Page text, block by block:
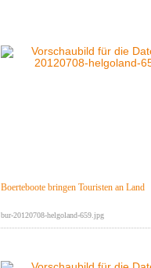
Boerteboote bringen Touristen an Land
bur-20120708-helgoland-659.jpg